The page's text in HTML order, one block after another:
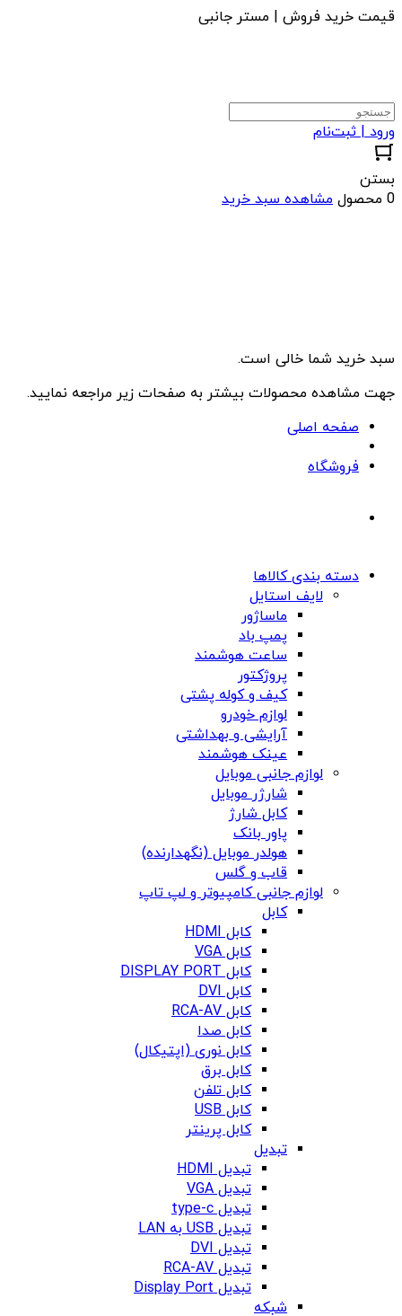
قیمت خرید فروش | مستر جانبی
ورود | ثبت‌نام
بستن
0 محصول
مشاهده سبد خرید
سبد خرید شما خالی است.
جهت مشاهده محصولات بیشتر به صفحات زیر مراجعه نمایید.
صفحه اصلی
فروشگاه
دسته بندی کالاها
لایف استایل
ماساژور
پمپ باد
ساعت هوشمند
پروژکتور
کیف و کوله پشتی
لوازم خودرو
آرایشی و بهداشتی
عینک هوشمند
لوازم جانبی موبایل
شارژر موبایل
کابل شارژ
پاور بانک
هولدر موبایل (نگهدارنده)
قاب و گلس
لوازم جانبی کامپیوتر و لپ تاپ
کابل
کابل HDMI
کابل VGA
کابل DISPLAY PORT
کابل DVI
کابل RCA-AV
کابل صدا
کابل نوری (اپتیکال)
کابل برق
کابل تلفن
کابل USB
کابل پرینتر
تبدیل
تبدیل HDMI
تبدیل VGA
تبدیل type-c
تبدیل USB به LAN
تبدیل DVI
تبدیل RCA-AV
تبدیل Display Port
شبکه